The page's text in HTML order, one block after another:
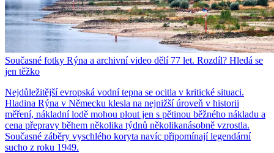
Současné fotky Rýna a archivní video dělí 77 let. Rozdíl? Hledá se
jen těžko
Nejdůležitější evropská vodní tepna se ocitla v kritické situaci.
Hladina Rýna v Německu klesla na nejnižší úroveň v historii
měření, nákladní lodě mohou plout jen s pětinou běžného nákladu a
cena přepravy během několika týdnů několikanásobně vzrostla.
Současné záběry vyschlého koryta navíc připomínají legendární
sucho z roku 1949.